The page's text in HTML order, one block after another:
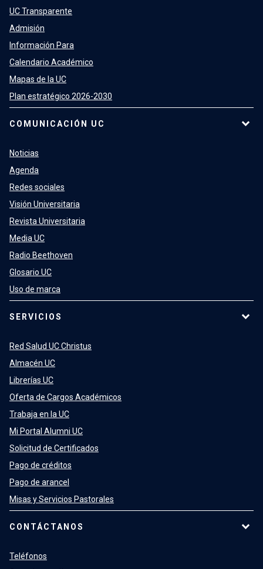
UC Transparente
Admisión
Información Para
Calendario Académico
Mapas de la UC
Plan estratégico 2026-2030
COMUNICACIÓN UC
Noticias
Agenda
Redes sociales
Visión Universitaria
Revista Universitaria
Media UC
Radio Beethoven
Glosario UC
Uso de marca
SERVICIOS
Red Salud UC Christus
Almacén UC
Librerías UC
Oferta de Cargos Académicos
Trabaja en la UC
Mi Portal Alumni UC
Solicitud de Certificados
Pago de créditos
Pago de arancel
Misas y Servicios Pastorales
CONTÁCTANOS
Teléfonos